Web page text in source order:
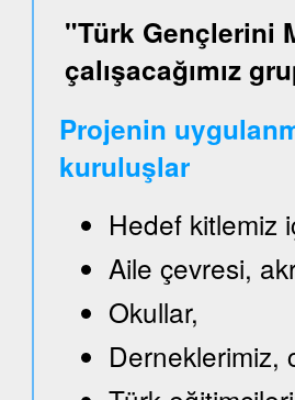
"Türk Gençlerini
çalışacağımız
Projenin
kuruluşlar
Hedef kitlemiz
Aile çevresi,
Okullar,
Derneklerimiz,